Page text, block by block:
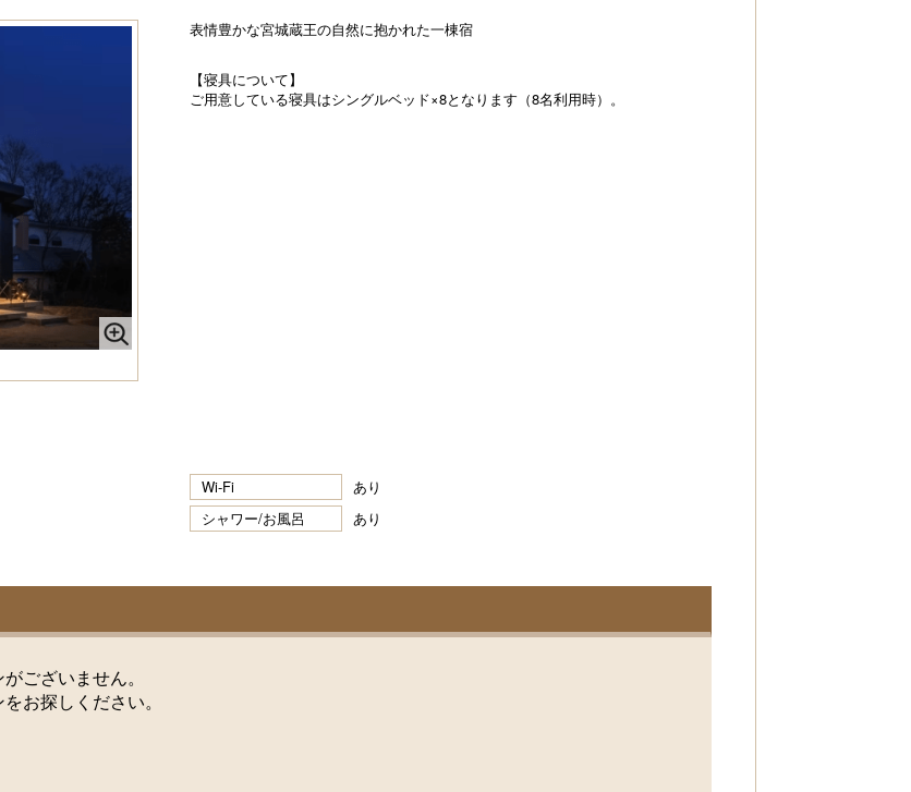
表情豊かな宮城蔵王の自然に抱かれた一棟宿
【寝具について】
ご用意している寝具はシングルベッド×8となります（8名利用時）。
Wi-Fi
あり
シャワー/お風呂 あり
ございません。
お探しください。